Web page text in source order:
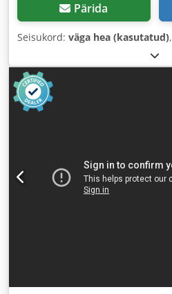
Pärida
Seisukord: väga hea (kasutatud),